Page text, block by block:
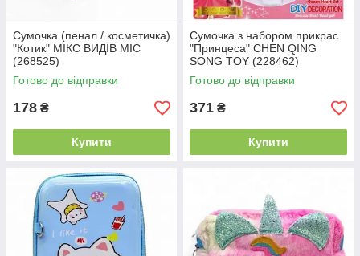
Сумочка (пенал / косметичка)
"Котик" МІКС ВИДІВ MIC
(268525)
Готово до відправки
178 ₴
Купити
Сумочка з набором прикрас
"Принцеса" CHEN QING
SONG TOY (228462)
Готово до відправки
371 ₴
Купити